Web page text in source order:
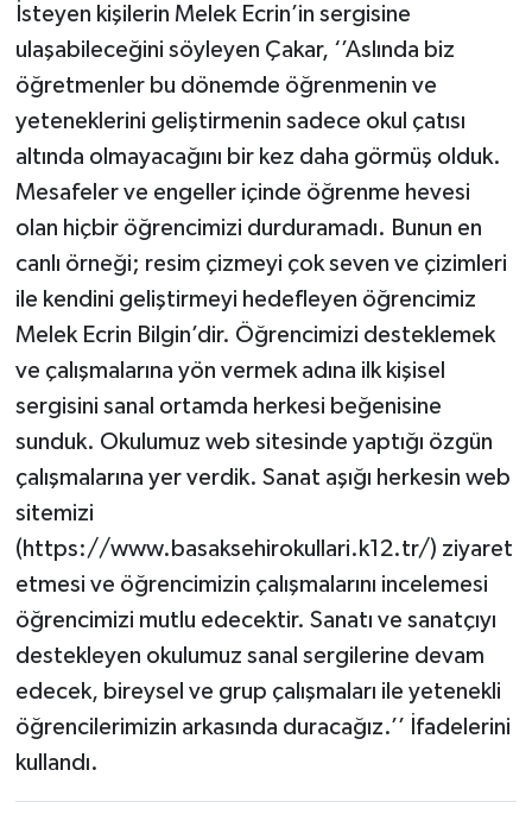
İsteyen kişilerin Melek Ecrin’in sergisine
ulaşabileceğini söyleyen Çakar, ‘’Aslında biz
öğretmenler bu dönemde öğrenmenin ve
yeteneklerini geliştirmenin sadece okul çatısı
altında olmayacağını bir kez daha görmüş olduk.
Mesafeler ve engeller içinde öğrenme hevesi
olan hiçbir öğrencimizi durduramadı. Bunun en
canlı örneği; resim çizmeyi çok seven ve çizimleri
ile kendini geliştirmeyi hedefleyen öğrencimiz
Melek Ecrin Bilgin’dir. Öğrencimizi desteklemek
ve çalışmalarına yön vermek adına ilk kişisel
sergisini sanal ortamda herkesi beğenisine
sunduk. Okulumuz web sitesinde yaptığı özgün
çalışmalarına yer verdik. Sanat aşığı herkesin web
sitemizi
(https://www.basaksehirokullari.k12.tr/) ziyaret
etmesi ve öğrencimizin çalışmalarını incelemesi
öğrencimizi mutlu edecektir. Sanatı ve sanatçıyı
destekleyen okulumuz sanal sergilerine devam
edecek, bireysel ve grup çalışmaları ile yetenekli
öğrencilerimizin arkasında duracağız.’’ İfadelerini
kullandı.